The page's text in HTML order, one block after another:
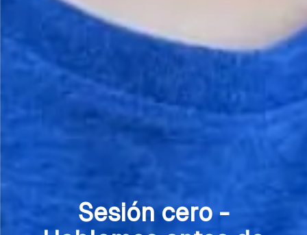
Sesión cero -